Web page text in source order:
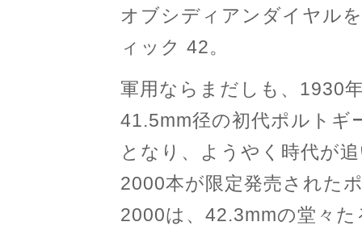
オブシディアンダイヤル
ィック 42。
軍用ならまだしも、1930
41.5mm径の初代ポルトギ
となり、ようやく時代が
2000本が限定発売された
2000は、42.3mmの堂々